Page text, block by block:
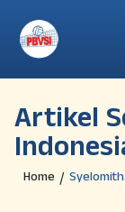
Artikel
Home /